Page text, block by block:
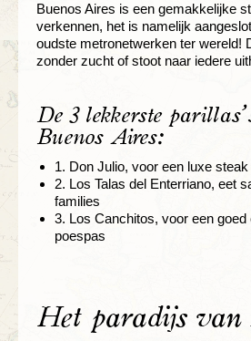
Buenos Aires is een gemakkelijke
verkennen, het is namelijk
oudste metronetwerken ter wereld!
zonder zucht of stoot naar iedere
De 3 lekkerste
Buenos Aires:
1. Don Julio, voor een luxe
2. Los Talas del Enterriano, eet
families
3. Los Canchitos, voor een goed
poespas
Het paradijs van